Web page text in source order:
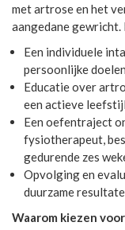
met artrose en het
aangedane
Een individuele
persoonlijke
Educatie over
een actieve leefstijl
Een oefentraject
fysiotherapeut,
gedurende zes
Opvolging en
duurzame
Waarom kiezen